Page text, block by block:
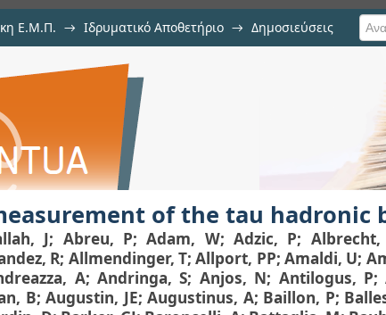
Ε.Μ.Π. → Ιδρυματικό Αποθετήριο → Δημοσιεύσεις
tau hadronic branching ratios
of the tau hadronic
J; Abreu, P;Adam, W;Adzic, P;
R; Allmendinger, T;Allport, PP;Amaldi, U;
A;Andringa, S; Anjos, N; Antilogus, P;
B; Augustin, JE; Augustinus, A; Baillon, P;